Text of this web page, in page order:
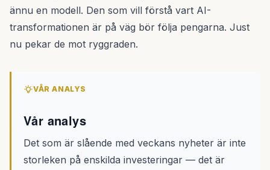
ännu en modell. Den som vill förstå vart AI-
transformationen är på väg bör följa pengarna. Just
nu pekar de mot ryggraden.
VÅR ANALYS
Vår analys
Det som är slående med veckans nyheter är inte
storleken på enskilda investeringar — det är